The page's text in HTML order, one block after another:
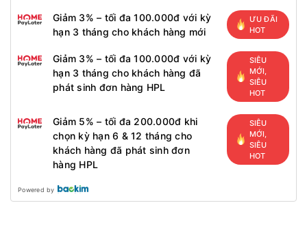
Giảm 3% – tối đa 100.000đ với kỳ
hạn 3 tháng cho khách hàng mới
ƯU ĐÃI
HOT
Giảm 3% – tối đa 100.000đ với kỳ
hạn 3 tháng cho khách hàng đã
phát sinh đơn hàng HPL
SIÊU
MỚI,
SIÊU
HOT
Giảm 5% – tối đa 200.000đ khi
chọn kỳ hạn 6 & 12 tháng cho
khách hàng đã phát sinh đơn
hàng HPL
SIÊU
MỚI,
SIÊU
HOT
Powered by